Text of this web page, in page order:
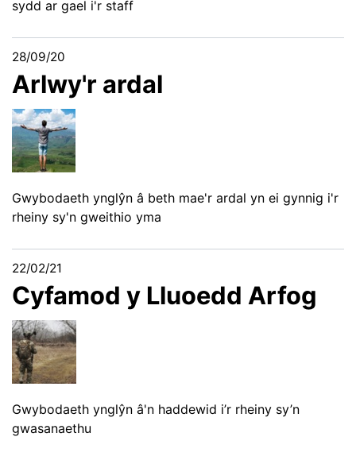
sydd ar gael i'r staff
28/09/20
Arlwy'r ardal
Gwybodaeth ynglŷn â beth mae'r ardal yn ei gynnig i'r
rheiny sy'n gweithio yma
22/02/21
Cyfamod y Lluoedd Arfog
Gwybodaeth ynglŷn â'n haddewid i’r rheiny sy’n
gwasanaethu